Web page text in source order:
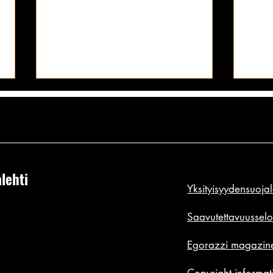
Blondin Playboy-povipommin
silikonit esillä!
Andrea Kuoni ei nimenä sano
edes yrittää saada nimiinsä vuoden
Ne
Egorazzi